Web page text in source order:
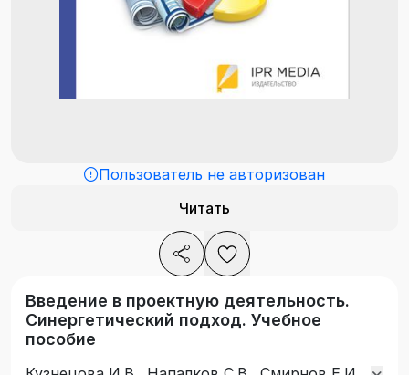
Пользователь не авторизован
Читать
Введение в проектную деятельность.
Синергетический подход. Учебное
пособие